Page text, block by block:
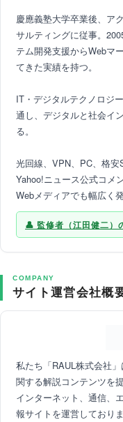
慶應義塾大学卒業後、ア
サルティングに従事。
テム開発支援からWebマ
てきた実績を持つ。
IT・デジタルテクノロジ
通し、デジタルと社会イ
る。
光回線、VPN、PC、格安
Yahoo!ニュース公式コメ
Webメディアでも幅広く発
監修者（江田健二）
COMPANY
サイト運営会社概
私たち「RAUL株式会社
関する解説コンテンツを
インターネット、通信、
報サイトを運営しており